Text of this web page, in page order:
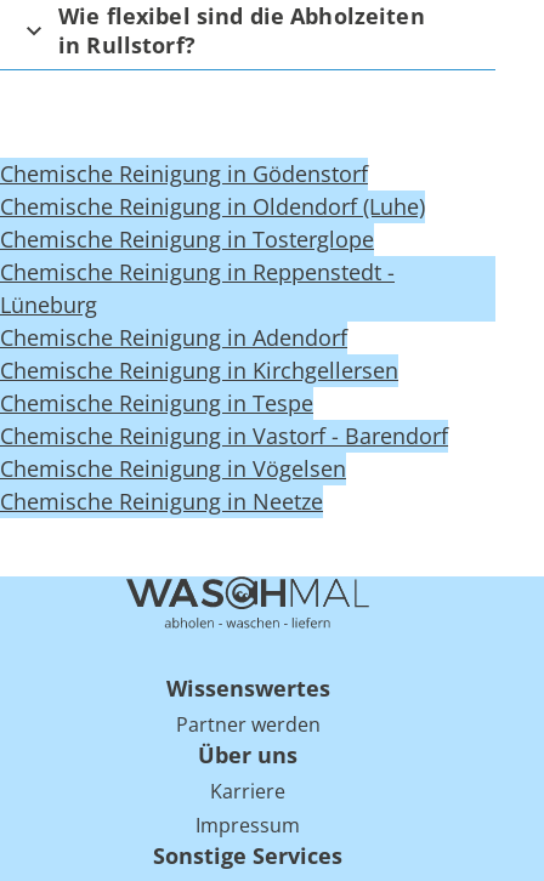
Wie flexibel sind die Abholzeiten
in Rullstorf?
Chemische Reinigung in Gödenstorf
Chemische Reinigung in Oldendorf (Luhe)
Chemische Reinigung in Tosterglope
Chemische Reinigung in Reppenstedt -
Lüneburg
Chemische Reinigung in Adendorf
Chemische Reinigung in Kirchgellersen
Chemische Reinigung in Tespe
Chemische Reinigung in Vastorf - Barendorf
Chemische Reinigung in Vögelsen
Chemische Reinigung in Neetze
Wissenswertes
Partner werden
Über uns
Karriere
Impressum
Sonstige Services